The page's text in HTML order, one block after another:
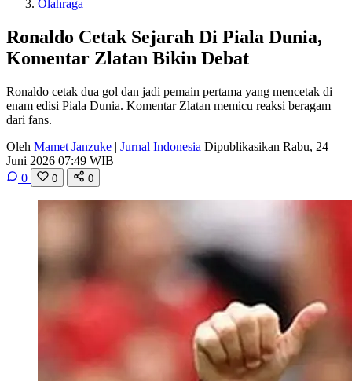
Olahraga
Ronaldo Cetak Sejarah Di Piala Dunia,
Komentar Zlatan Bikin Debat
Ronaldo cetak dua gol dan jadi pemain pertama yang mencetak di
enam edisi Piala Dunia. Komentar Zlatan memicu reaksi beragam
dari fans.
Oleh Mamet Janzuke | Jurnal Indonesia Dipublikasikan Rabu, 24
Juni 2026 07:49 WIB
0
0 0